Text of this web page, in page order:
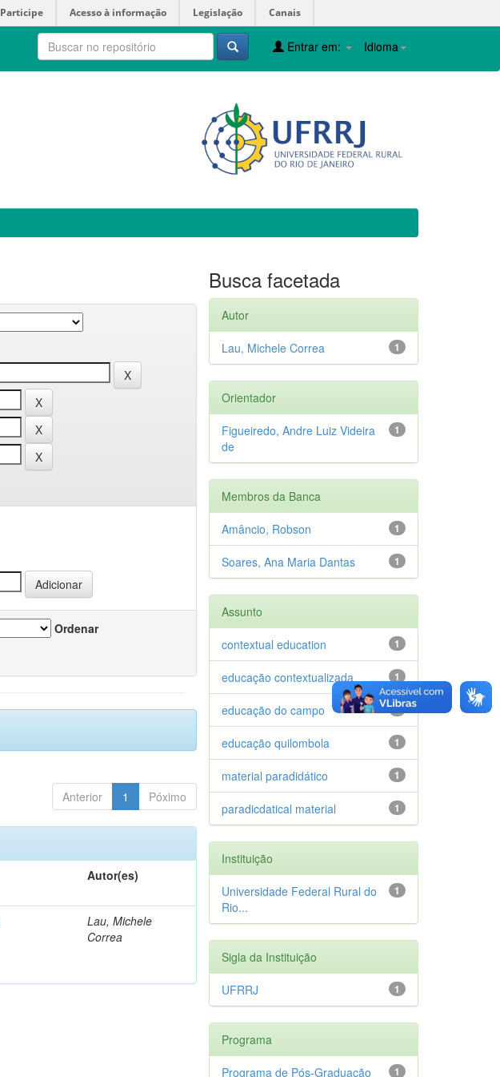
Participe Acesso à informação Legislação Canais
Idioma
Entrar em:
Ordenar
Anterior 1 Póximo
Autor(es)
Lau, Michele
Correa
Busca facetada
Autor
1
Lau, Michele Correa
Orientador
1
Figueiredo, Andre Luiz Videira
de
Membros da Banca
1
Amâncio, Robson
1
Soares, Ana Maria Dantas
Assunto
1
contextual education
1
educação contextualizada
1
educação do campo
1
educação quilombola
1
material paradidático
1
paradicdatical material
Instituição
1
Universidade Federal Rural do
Rio...
Sigla da Instituição
1
UFRRJ
Programa
1
Programa de Pós-Graduação